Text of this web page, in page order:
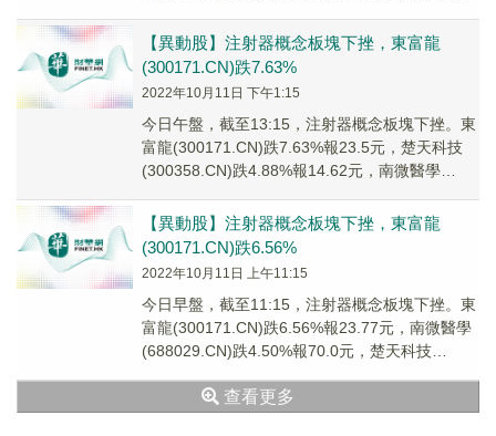
【異動股】注射器概念板塊下挫，東富龍
(300171.CN)跌7.63%
2022年10月11日 下午1:15
今日午盤，截至13:15，注射器概念板塊下挫。東
富龍(300171.CN)跌7.63%報23.5元，楚天科技
(300358.CN)跌4.88%報14.62元，南微醫學
【異動股】注射器概念板塊下挫，東富龍
(300171.CN)跌6.56%
2022年10月11日 上午11:15
今日早盤，截至11:15，注射器概念板塊下挫。東
富龍(300171.CN)跌6.56%報23.77元，南微醫學
(688029.CN)跌4.50%報70.0元，楚天科技
查看更多